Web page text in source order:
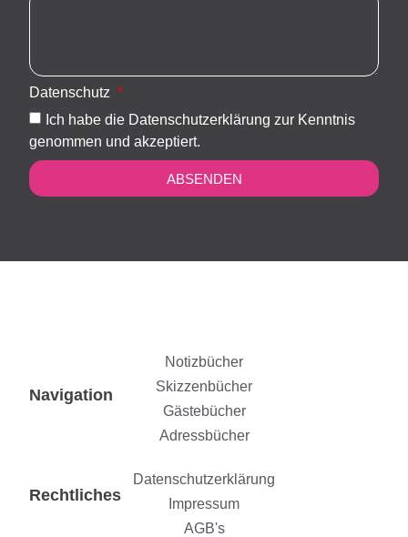
Datenschutz
Ich habe die Datenschutzerklärung zur Kenntnis
genommen und akzeptiert.
ABSENDEN
Navigation
Notizbücher
Skizzenbücher
Gästebücher
Adressbücher
Rechtliches
Datenschutzerklärung
Impressum
AGB's